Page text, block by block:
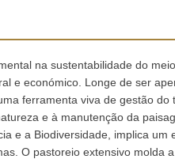
na sustentabilidade do
e económico. Longe de ser
ferramenta viva de gestão do
e à manutenção da
e a Biodiversidade, implica um
O pastoreio extensivo molda